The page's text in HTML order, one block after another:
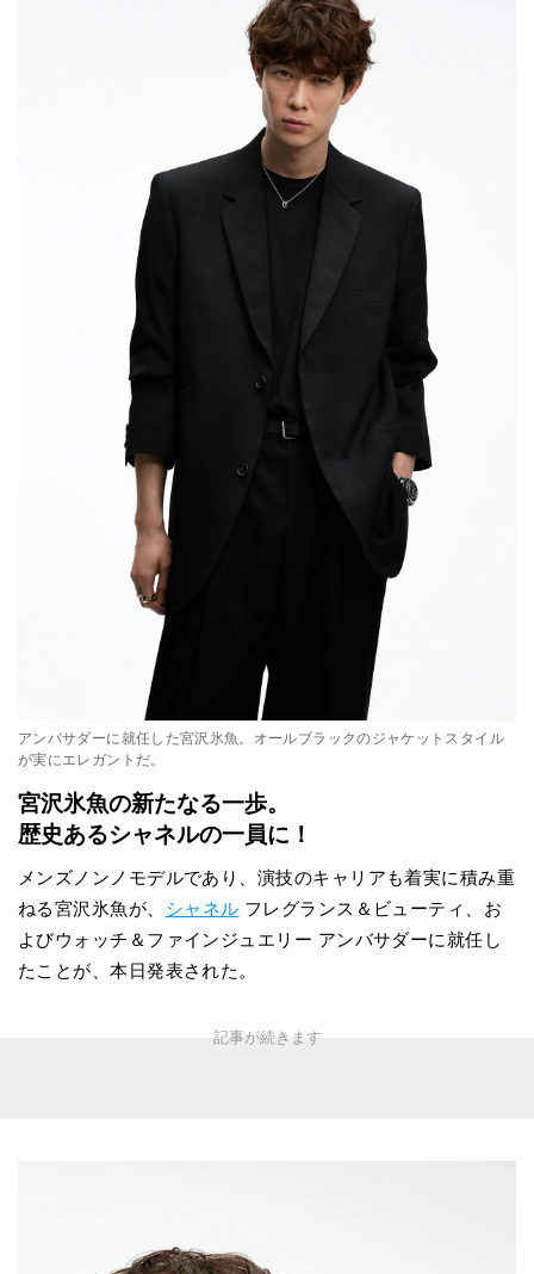
アンバサダーに就任した宮沢氷魚。オールブラックのジャケットスタイル
が実にエレガントだ。
宮沢氷魚の新たなる一歩。
歴史あるシャネルの一員に！
メンズノンノモデルであり、演技のキャリアも着実に積み重
ねる宮沢氷魚が、 シャネル フレグランス＆ビューティ、お
よびウォッチ＆ファインジュエリー アンバサダーに就任し
たことが、本日発表された。